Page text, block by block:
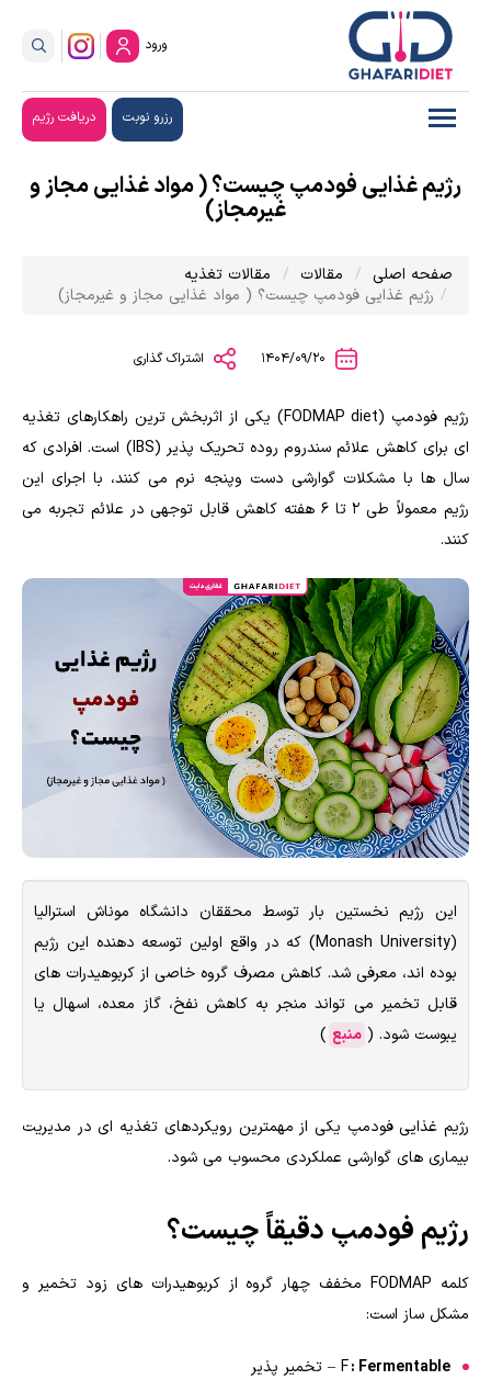
ورود
رزرو نوبت دریافت رژیم
رژیم غذایی فودمپ چیست؟ ( مواد غذایی مجاز و
غیرمجاز)
صفحه اصلی مقالات
مقالات تغذیه
رژیم غذایی فودمپ چیست؟ ( مواد غذایی مجاز و غیرمجاز)
اشتراک گذاری
رژیم فودمپ (FODMAP diet) یکی از اثربخش ترین راهکارهای تغذیه
ای برای کاهش علائم سندروم روده تحریک پذیر (IBS) است. افرادی که
سال ها با مشکلات گوارشی دست وپنجه نرم می کنند، با اجرای این
رژیم معمولاً طی ۲ تا ۶ هفته کاهش قابل توجهی در علائم تجربه می
کنند.
این رژیم نخستین بار توسط محققان دانشگاه موناش استرالیا
(Monash University) که در واقع اولین توسعه دهنده این رژیم
بوده اند، معرفی شد. کاهش مصرف گروه خاصی از کربوهیدرات های
قابل تخمیر می تواند منجر به کاهش نفخ، گاز معده، اسهال یا
یبوست شود. ( منبع )
رژیم غذایی فودمپ یکی از مهمترین رویکردهای تغذیه ای در مدیریت
بیماری های گوارشی عملکردی محسوب می شود.
رژیم فودمپ دقیقاً چیست؟
کلمه FODMAP مخفف چهار گروه از کربوهیدرات های زود تخمیر و
مشکل ساز است:
F: Fermentable
– تخمیر پذیر